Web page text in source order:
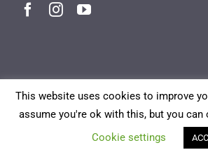
This website uses cookies to improve
assume you're ok with this, but you can
Cookie settings
Norwegian Bokmål English